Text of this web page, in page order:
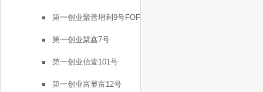
第一创业聚善增利9号FOF
第一创业聚鑫7号
第一创业信壹101号
第一创业富显富12号